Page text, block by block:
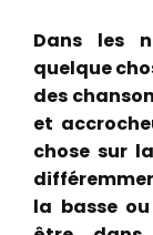
Dans les
quelque
des
et
chose sur
la basse